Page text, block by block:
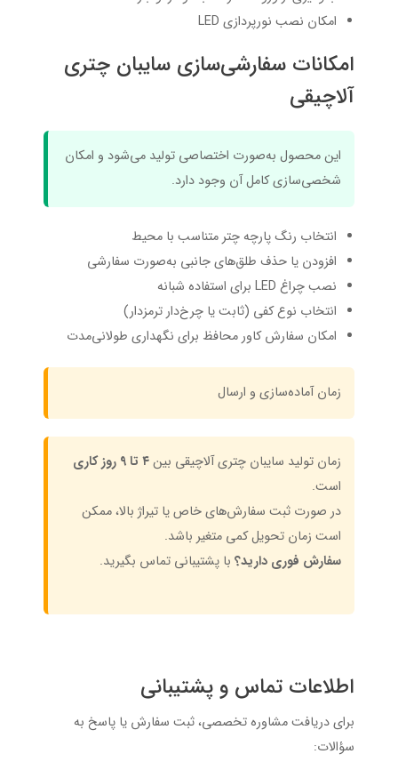
امکان نصب نورپردازی LED
امکانات سفارشی‌سازی سایبان چتری
آلاچیقی
این محصول به‌صورت اختصاصی تولید می‌شود و امکان
شخصی‌سازی کامل آن وجود دارد.
انتخاب رنگ پارچه چتر متناسب با محیط
افزودن یا حذف طلق‌های جانبی به‌صورت سفارشی
نصب چراغ LED برای استفاده شبانه
انتخاب نوع کفی (ثابت یا چرخ‌دار ترمزدار)
امکان سفارش کاور محافظ برای نگهداری طولانی‌مدت
زمان آماده‌سازی و ارسال
زمان تولید سایبان چتری آلاچیقی بین۴ تا ۹ روز کاری
است.
در صورت ثبت سفارش‌های خاص یا تیراژ بالا، ممکن
است زمان تحویل کمی متغیر باشد.
سفارش فوری دارید؟ با پشتیبانی تماس بگیرید.
اطلاعات تماس و پشتیبانی
برای دریافت مشاوره تخصصی، ثبت سفارش یا پاسخ به
سؤالات: